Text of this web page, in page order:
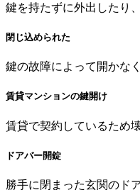
鍵を持たずに外出したり
閉じ込められた
鍵の故障によって開かな
賃貸マンションの鍵開け
賃貸で契約しているため
ドアバー開錠
勝手に閉まった玄関のド